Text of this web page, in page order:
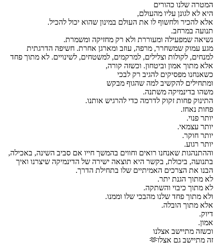
המטרה שלנו כהורים
היא לא לגונן עליו מהעולם,
אלא להכיר ולחשוף לו את העולם במינון שהוא יכול להכיל.
תנועה במרחב.
נשיאה שמפעילה ומעוררת ולא רק מחזיקה ומשמרת.
מגע עמוק שמשחרר, מרפה, עוזב ומארגן אחרת. חשיפה הדרגתית
למנחים, לקולות וצלילים, למרקמים, למשטחים, לשינויים. לא מתוך פחד
אלא מתוך אמון וביטחון. וכשזה קורה,
כשאנחנו מפסיקים להגיב רק לבכי
ומתחילים להקשיב למה שהגוף מבקש
משהו בדינמיקה משתנה.
התינוק פחות זקוק לדרמה כדי להרגיש אותנו.
פחות נאחז.
יותר פנוי.
יותר עצמאי.
יותר חוקר.
יותר רגוע.
וההתנהגות שאנחנו רואים וחווים בהמשך חייו אם סביב השינה, באכילה,
בתנועה, ביכולת, בקשר היא תוצאה ישירה של הדינמיקה שיצרנו ואיך
הבנו את הצרכים האמיתיים שלו בתחילת הדרך.
לא מתוך הגנת יתר.
לא מתוך כיבוי והשתקה.
ולא מתוך פחד שלנו מהבכי שלו וממנו.
אלא מתוך הובלה.
דיוק.
אמון.
וכשזה מתיישב אצלנו
זה מתיישב גם אצלו🫶